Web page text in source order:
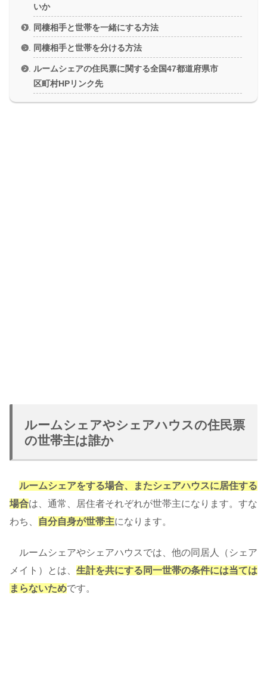
いか
同棲相手と世帯を一緒にする方法
同棲相手と世帯を分ける方法
ルームシェアの住民票に関する全国47都道府県市
区町村HPリンク先
ルームシェアやシェアハウスの住民票
の世帯主は誰か
ルームシェアをする場合、またシェアハウスに居住する
場合は、通常、居住者それぞれが世帯主になります。すな
わち、
自分自身が世帯主になります。
ルームシェアやシェアハウスでは、他の同居人（シェア
メイト）とは、 生計を共にする同一世帯の条件には当ては
まらないためです。